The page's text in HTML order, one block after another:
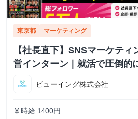
東京都 マーケティング
【社長直下】SNSマーケテ
営インターン｜就活で圧倒的
ビューイング株式会社
currency_yen 時給:1400円